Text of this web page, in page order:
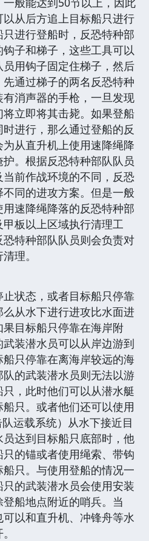
从后方追上目标船只进行
进行登船时，反恐特种部
子和梯子，这些工具可以
用钩子固定住梯子，然后
通过梯子的两名反恐特种
消声器的手枪，一旦发现
立即将其击毙。如果登船
进行，那么通过登船的反
从直升机上使用速降绳降
。根据反恐特种部队队员
前作战环境的不同，反恐
同的进攻方案。但是一般
速降绳降落的反恐特种部
板以上区域执行清理工
特种部队队员则会负责对
理。
状态，或者目标船只停靠
从水下进行进攻比水面进
目标船只停靠在海岸附
装潜水员可以从岸边游到
只停靠在离海岸较远的海
的武装潜水员则无法以游
，此时他们可以从潜水艇
只。或者他们还可以使用
运载系统）从水下接近目
达到目标船只底部时，他
的锚或者使用绳索、带钩
只。与使用登船的情况一
的武装潜水员会使用安装
船地点附近的哨兵。当
以和直升机、冲锋舟等水